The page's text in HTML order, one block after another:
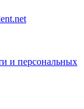
и персональных